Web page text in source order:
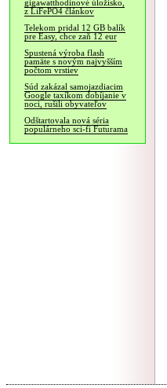
gigawatthodinové úložisko,
z LiFePO4 článkov
Telekom pridal 12 GB balík
pre Easy, chce zaň 12 eur
Spustená výroba flash
pamäte s novým najvyšším
počtom vrstiev
Súd zakázal samojazdiacim
Google taxíkom dobíjanie v
noci, rušili obyvateľov
Odštartovala nová séria
populárneho sci-fi Futurama